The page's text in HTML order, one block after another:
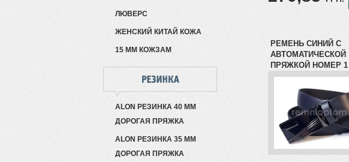
ЛЮВЕРС
ЖЕНСКИЙ КИТАЙ КОЖА
15 ММ КОЖЗАМ
ALON РЕЗИНКА 40 ММ
ДОРОГАЯ ПРЯЖКА
ALON РЕЗИНКА 35 ММ
ДОРОГАЯ ПРЯЖКА
РЕМЕНЬ СИНИЙ С
АВТОМАТИЧЕСКОЙ
ПРЯЖКОЙ НОМЕР 1